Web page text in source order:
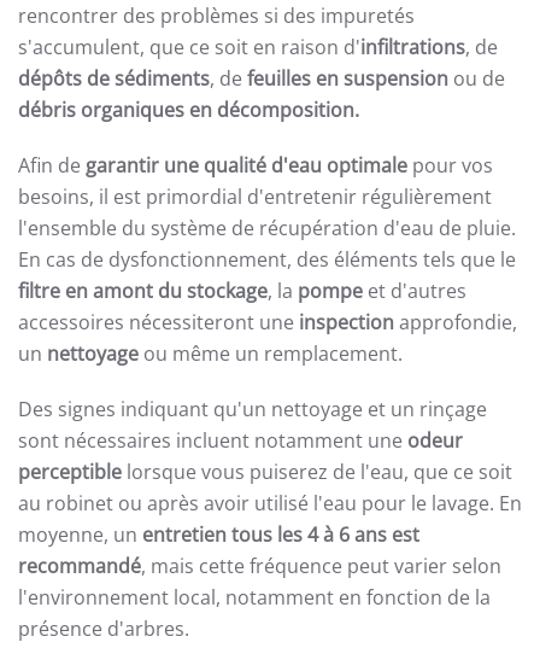
rencontrer des problèmes si des impuretés
s'accumulent, que ce soit en raison d'infiltrations, de
dépôts de sédiments, de feuilles en suspension ou de
débris organiques en décomposition.
Afin de garantir une qualité d'eau optimale pour vos
besoins, il est primordial d'entretenir régulièrement
l'ensemble du système de récupération d'eau de pluie.
En cas de dysfonctionnement, des éléments tels que le
filtre en amont du stockage, la pompe et d'autres
accessoires nécessiteront une inspectionapprofondie,
un nettoyage ou même un remplacement.
Des signes indiquant qu'un nettoyage et un rinçage
sont nécessaires incluent notamment une odeur
perceptible lorsque vous puiserez de l'eau, que ce soit
au robinet ou après avoir utilisé l'eau pour le lavage. En
moyenne, un entretien tous les 4 à 6 ans est
recommandé, mais cette fréquence peut varier selon
l'environnement local, notamment en fonction de la
présence d'arbres.